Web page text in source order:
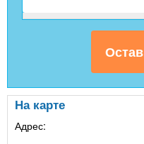
На карте
Адрес: